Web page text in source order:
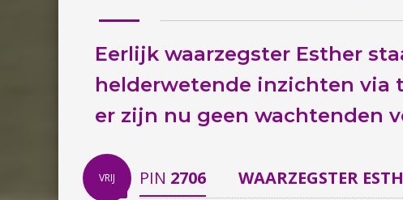
Eerlijk waarzegster Esther
helderwetende inzichten via
er zijn nu geen wachtenden
VRIJ PIN 2706 WAARZEGSTER